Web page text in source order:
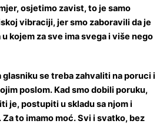
osjetimo zavist, to je samo
vibraciji, jer smo zaboravili da je
kojem za sve ima svega i više nego
glasniku se treba zahvaliti na poruci i
poslom. Kad smo dobili poruku,
je, postupiti u skladu sa njom i
to imamo moć. Svi i svatko, bez